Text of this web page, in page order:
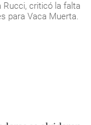
Rucci, criticó la falta
para Vaca Muerta.